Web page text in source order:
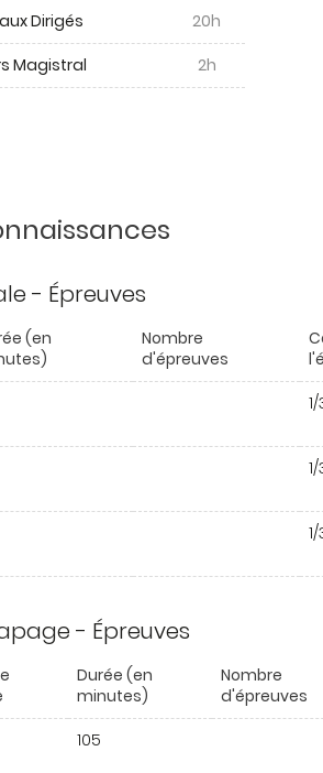
Dirigés
20h
Magistral 2h
- Épreuves
(en
Nombre
d'épreuves
1/
1/
1/
- Épreuves
Durée (en
minutes)
Nombre
d'épreuves
105